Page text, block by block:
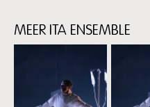
MEER ITA ENSEMBLE
Skip
Ensemble